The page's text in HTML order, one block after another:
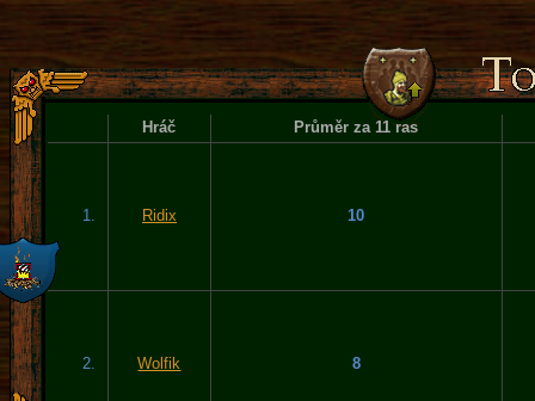
Hráč Průměr za 11 ras
1. Ridix 10
2. Wolfik 8